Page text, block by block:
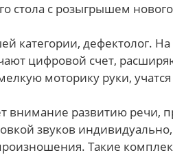
стола с розыгрышем
категории, дефектолог. На
цифровой счет,
моторику руки,
внимание развитию речи,
звуков индивидуально,
Такие